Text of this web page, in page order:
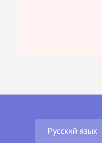
Русский язык